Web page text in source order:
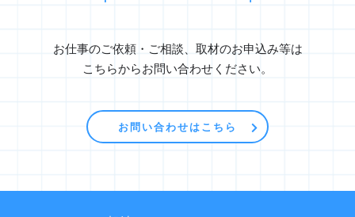
お仕事のご依頼・ご相談、取材のお申込み等は
こちらからお問い合わせください。
お問い合わせはこちら